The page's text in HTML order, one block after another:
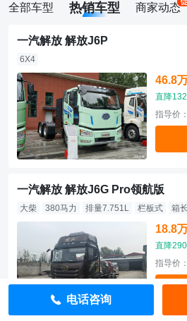
全部车型 热销车型 商家动态
一汽解放 解放J6P
6X4
46.8
直降
指导价
一汽解放 解放J6G Pro领航版
大柴 380马力 排量7.751L 栏板式 箱
18.8
直降
指导价
电话咨询